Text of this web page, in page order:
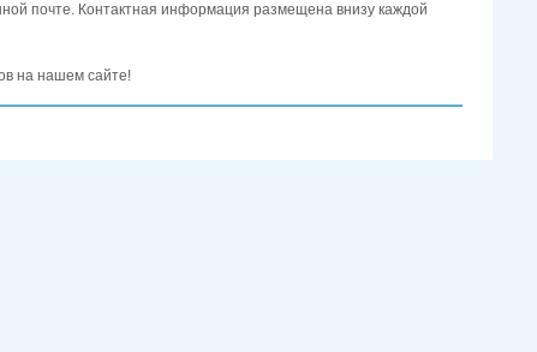
почте. Контактная информация размещена внизу каждой
на нашем сайте!